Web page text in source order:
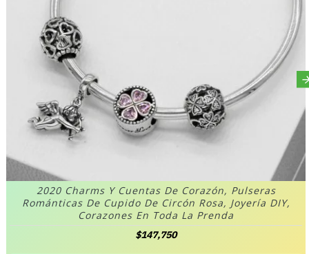
2020 Charms Y Cuentas De Corazón, Pulseras
Románticas De Cupido De Circón Rosa, Joyería DIY,
Corazones En Toda La Prenda
$147,750